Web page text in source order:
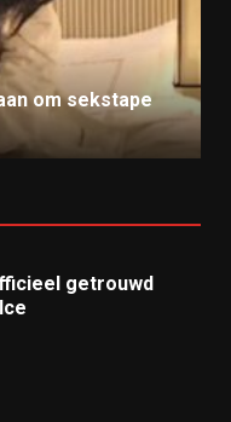
om sekstape
getrouwd